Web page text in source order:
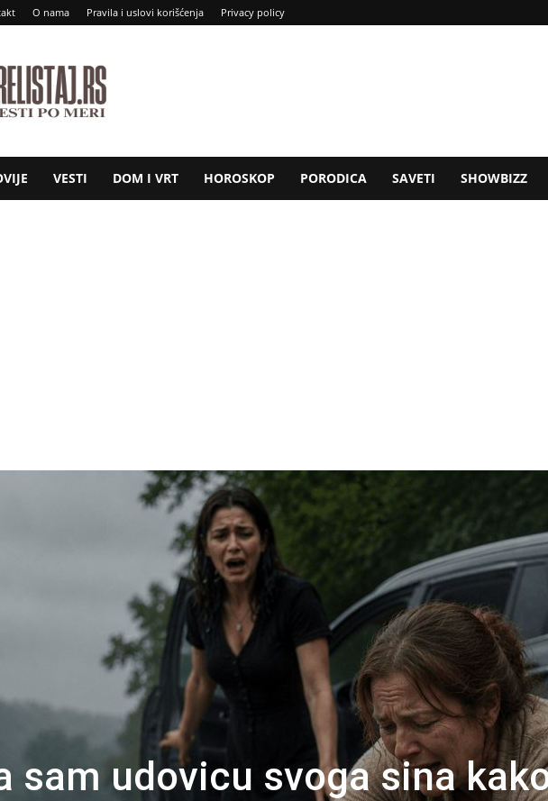
O nama Pravila i uslovi korišćenja Privacy policy
VESTI DOM I VRT HOROSKOP PORODICA SAVETI SHOWBIZZ
sam udovicu svoga sina